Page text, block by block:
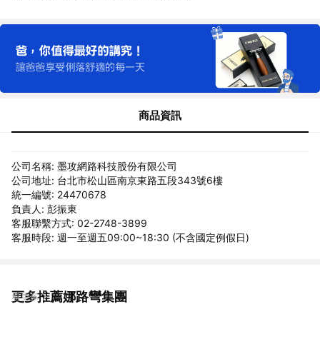
商品資訊
公司名稱: 墨攻網路科技股份有限公司
公司地址: 台北市松山區南京東路五段343號6樓
統一編號: 24470678
負責人: 彭振東
客服聯繫方式: 02-2748-3899
客服時段: 週一至週五09:00~18:30 (不含國定例假日)
更多推薦娜路彎集團
看更多